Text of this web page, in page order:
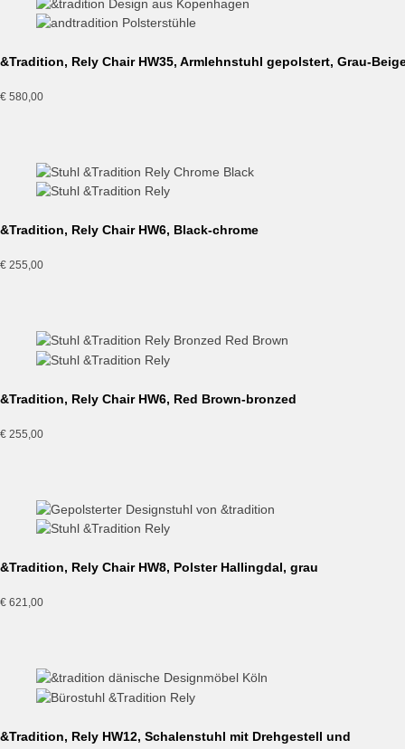
&Tradition, Rely Chair HW35, Armlehnstuhl gepolstert, Grau-
€ 580,00
&Tradition, Rely Chair HW6, Black-chrome
€ 255,00
&Tradition, Rely Chair HW6, Red Brown-bronzed
€ 255,00
&Tradition, Rely Chair HW8, Polster Hallingdal, grau
€ 621,00
&Tradition, Rely HW12, Schalenstuhl mit Drehgestell und